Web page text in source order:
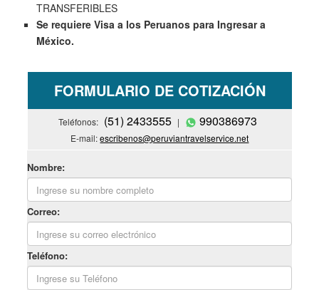
TRANSFERIBLES
Se requiere Visa a los Peruanos para Ingresar a
México.
FORMULARIO DE COTIZACIÓN
Teléfonos: (51) 2433555 | 990386973
E-mail:escribenos@peruviantravelservice.net